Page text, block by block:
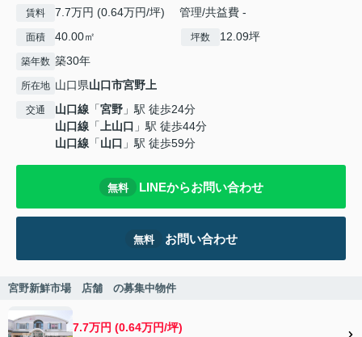
賃料 7.7万円 (0.64万円/坪) 管理/共益費 -
面積 40.00㎡ 坪数 12.09坪
築年数 築30年
所在地 山口県山口市宮野上
交通 山口線 「宮野 」駅 徒歩24分
山口線 「上山口 」駅 徒歩44分
山口線 「山口 」駅 徒歩59分
無料 LINEからお問い合わせ
無料 お問い合わせ
宮野新鮮市場 店舗 の募集中物件
7.7万円 (0.64万円/坪)